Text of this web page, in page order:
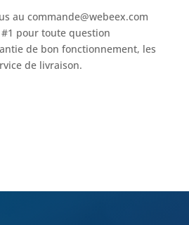
au commande@webeex.com
pour toute question
de bon fonctionnement, les
de livraison.